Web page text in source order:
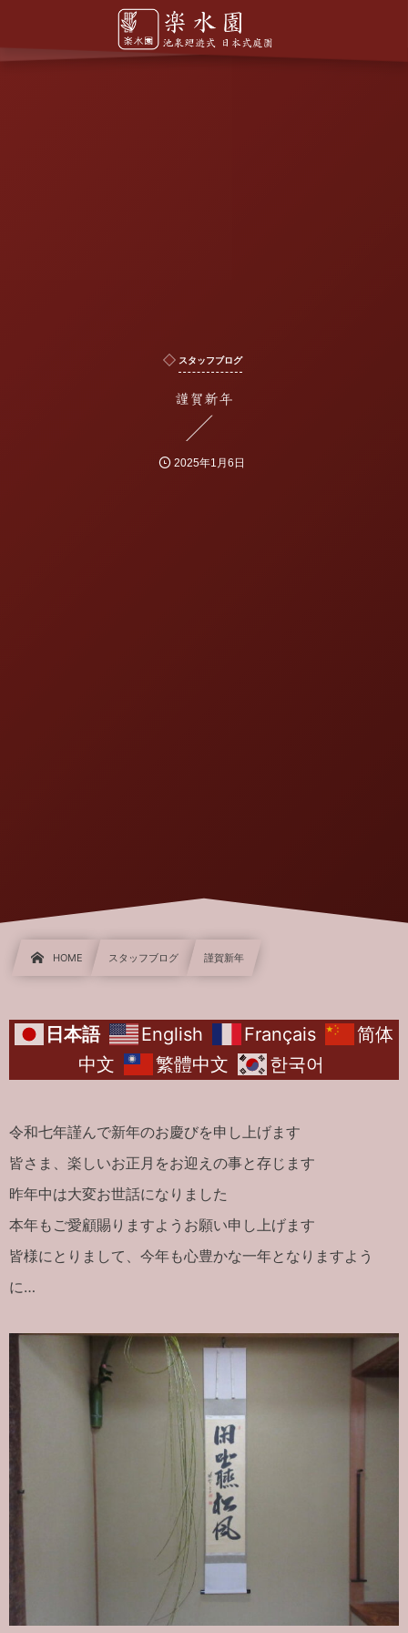
スタッフブログ
謹賀新年
2025年1月6日
HOME スタッフブログ 謹賀新年
日本語 English Français
简体
中文
繁體中文 한국어
令和七年謹んで新年のお慶びを申し上げます
皆さま、楽しいお正月をお迎えの事と存じます
昨年中は大変お世話になりました
本年もご愛顧賜りますようお願い申し上げます
皆様にとりまして、今年も心豊かな一年となりますよう
に…